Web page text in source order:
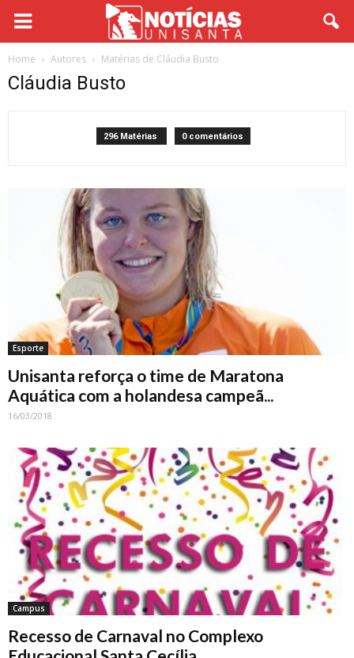
Home Autores Matérias de Cláudia Busto
Cláudia Busto
296 Matérias 0 comentários
Esporte
Unisanta reforça o time de Maratona
Aquática com a holandesa campeã...
16/03/2018
Campus
Recesso de Carnaval no Complexo